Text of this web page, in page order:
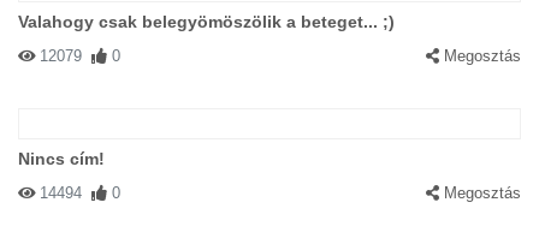
Valahogy csak belegyömöszölik a beteget... ;)
12079 0 Megosztás
Nincs cím!
14494 0 Megosztás